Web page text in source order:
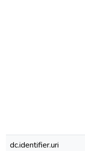
dc.identifier.uri